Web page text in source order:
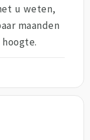
u weten,
maanden